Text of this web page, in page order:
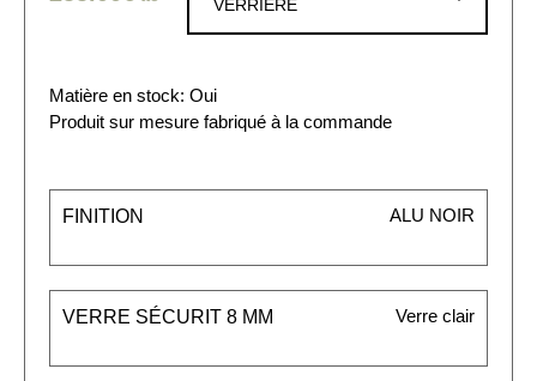
VERRIÈRE
Matière en stock: Oui
Produit sur mesure fabriqué à la commande
FINITION ALU NOIR
VERRE SÉCURIT 8 MM Verre clair